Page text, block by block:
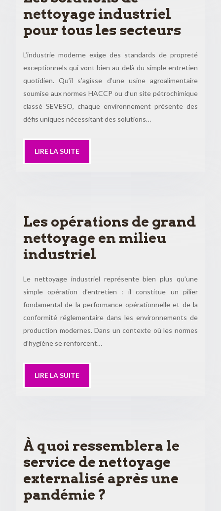
nettoyage industriel
pour tous les secteurs
L’industrie moderne exige des standards de propreté
exceptionnels qui vont bien au-delà du simple entretien
quotidien. Qu’il s’agisse d’une usine agroalimentaire
soumise aux normes HACCP ou d’un site pétrochimique
classé SEVESO, chaque environnement présente des
défis uniques nécessitant des solutions…
LIRE LA SUITE
Les opérations de grand
nettoyage en milieu
industriel
Le nettoyage industriel représente bien plus qu’une
simple opération d’entretien : il constitue un pilier
fondamental de la performance opérationnelle et de la
conformité réglementaire dans les environnements de
production modernes. Dans un contexte où les normes
d’hygiène se renforcent…
LIRE LA SUITE
À quoi ressemblera le
service de nettoyage
externalisé après une
pandémie ?